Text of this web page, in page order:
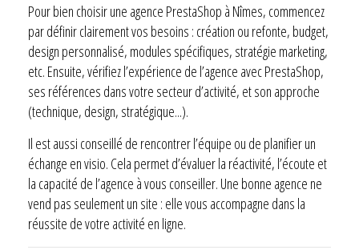
Pour bien choisir une agence PrestaShop à Nîmes, commencez
par définir clairement vos besoins : création ou refonte, budget,
design personnalisé, modules spécifiques, stratégie marketing,
etc. Ensuite, vérifiez l’expérience de l’agence avec PrestaShop,
ses références dans votre secteur d’activité, et son approche
(technique, design, stratégique...).
Il est aussi conseillé de rencontrer l’équipe ou de planifier un
échange en visio. Cela permet d’évaluer la réactivité, l’écoute et
la capacité de l’agence à vous conseiller. Une bonne agence ne
vend pas seulement un site : elle vous accompagne dans la
réussite de votre activité en ligne.